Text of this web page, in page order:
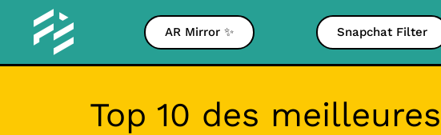
AR Mirror ✨ Snapchat Filter
Top 10 des meilleures